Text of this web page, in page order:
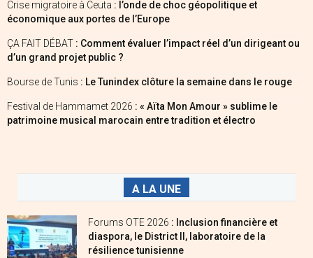
Crise migratoire à Ceuta : l’onde de choc géopolitique et
économique aux portes de l’Europe
ÇA FAIT DÉBAT : Comment évaluer l’impact réel d’un dirigeant ou
d’un grand projet public ?
Bourse de Tunis : Le Tunindex clôture la semaine dans le rouge
Festival de Hammamet 2026 : « Aïta Mon Amour » sublime le
patrimoine musical marocain entre tradition et électro
A LA UNE
Forums OTE 2026 : Inclusion financière et
diaspora, le District II, laboratoire de la
résilience tunisienne